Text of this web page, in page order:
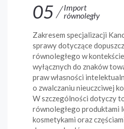
05
Import
równoległy
Zakresem specjalizacji
sprawy dotyczące
równoległego w
wyłącznych do znaków
praw własności
o zwalczaniu nieuczciwej
W szczególności dotyczy
równoległego produktami
kosmetykami oraz